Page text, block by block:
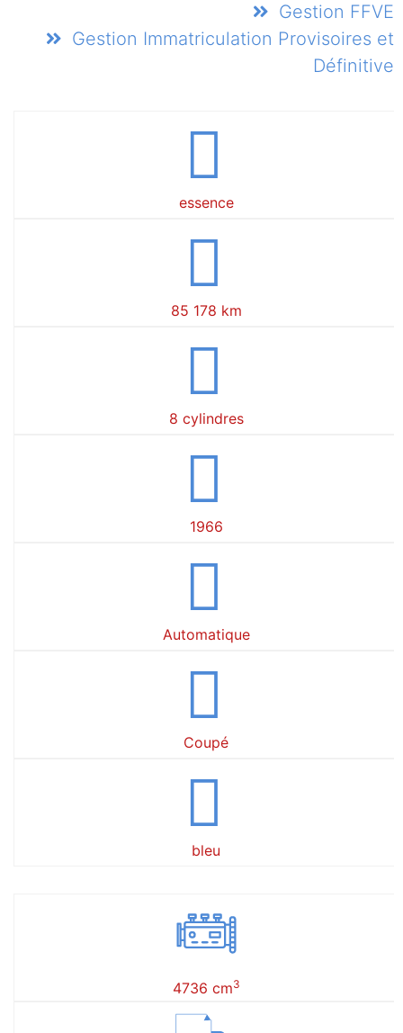
Gestion FFVE
Gestion Immatriculation Provisoires et
Définitive
essence
85 178 km
8 cylindres
1966
Automatique
Coupé
bleu
4736 cm3